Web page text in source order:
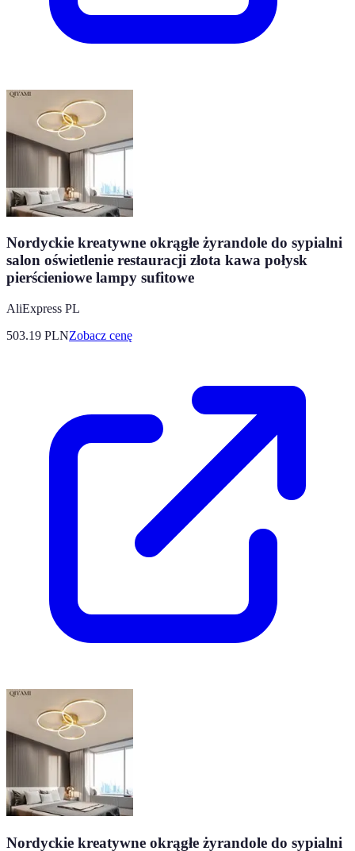
Nordyckie kreatywne okrągłe żyrandole do sypialni
salon oświetlenie restauracji złota kawa połysk
pierścieniowe lampy sufitowe
AliExpress PL
503.19 PLNZobacz cenę
Nordyckie kreatywne okrągłe żyrandole do sypialni